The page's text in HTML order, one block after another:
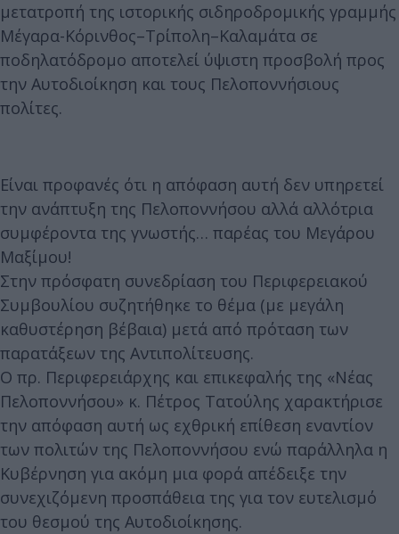
μετατροπή της ιστορικής σιδηροδρομικής γραμμής
Μέγαρα-Κόρινθος–Τρίπολη–Καλαμάτα σε
ποδηλατόδρομο αποτελεί ύψιστη προσβολή προς
την Αυτοδιοίκηση και τους Πελοποννήσιους
πολίτες.
Είναι προφανές ότι η απόφαση αυτή δεν υπηρετεί
την ανάπτυξη της Πελοποννήσου αλλά αλλότρια
συμφέροντα της γνωστής… παρέας του Μεγάρου
Μαξίμου!
Στην πρόσφατη συνεδρίαση του Περιφερειακού
Συμβουλίου συζητήθηκε το θέμα (με μεγάλη
καθυστέρηση βέβαια) μετά από πρόταση των
παρατάξεων της Αντιπολίτευσης.
Ο πρ. Περιφερειάρχης και επικεφαλής της «Νέας
Πελοποννήσου» κ. Πέτρος Τατούλης χαρακτήρισε
την απόφαση αυτή ως εχθρική επίθεση εναντίον
των πολιτών της Πελοποννήσου ενώ παράλληλα η
Κυβέρνηση για ακόμη μια φορά απέδειξε την
συνεχιζόμενη προσπάθεια της για τον ευτελισμό
του θεσμού της Αυτοδιοίκησης.